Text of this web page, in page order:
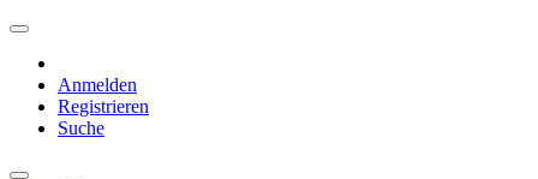
Anmelden
Registrieren
Suche